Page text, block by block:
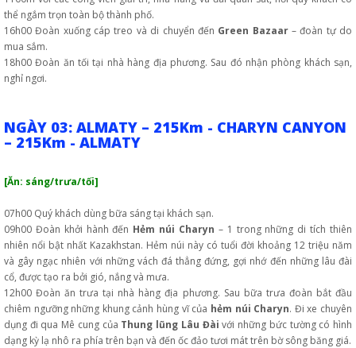
thể ngắm trọn toàn bộ thành phố.
16h00 Đoàn xuống cáp treo và di chuyển đến Green Bazaar– đoàn tự do
mua sắm.
18h00 Đoàn ăn tối tại nhà hàng địa phương. Sau đó nhận phòng khách sạn,
nghỉ ngơi.
NGÀY 03: ALMATY – 215Km - CHARYN CANYON
– 215Km - ALMATY
[Ăn: sáng/trưa/tối]
07h00 Quý khách dùng bữa sáng tại khách sạn.
09h00 Đoàn khởi hành đến Hẻm núi Charyn – 1 trong những di tích thiên
nhiên nổi bật nhất Kazakhstan. Hẻm núi này có tuổi đời khoảng 12 triệu năm
và gây ngạc nhiên với những vách đá thẳng đứng, gợi nhớ đến những lâu đài
cổ, được tạo ra bởi gió, nắng và mưa.
12h00 Đoàn ăn trưa tại nhà hàng địa phương. Sau bữa trưa đoàn bắt đầu
chiêm ngưỡng những khung cảnh hùng vĩ của hẻm núi Charyn. Đi xe chuyên
dụng đi qua Mê cung của Thung lũng Lâu Đài với những bức tường có hình
dạng kỳ lạ nhô ra phía trên bạn và đến ốc đảo tươi mát trên bờ sông băng giá.